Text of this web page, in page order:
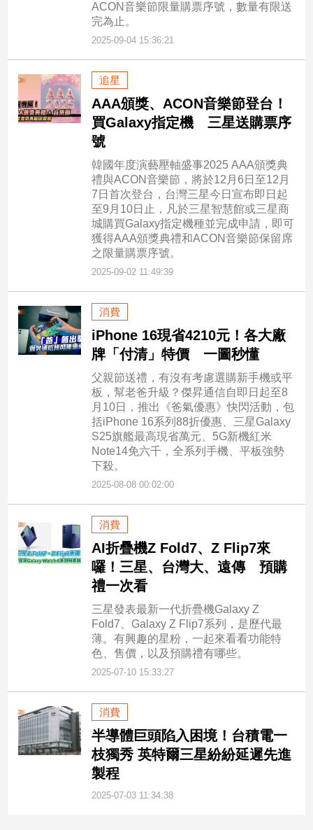
ACON音樂節限量購票序號，數量有限送
完為止。
2025-09-04 15:36:21
追星
AAA頒獎、ACON音樂節登台！
買Galaxy指定機 三星送購票序
號
韓國年度演藝壓軸盛事2025 AAA頒獎典
禮與ACON音樂節，將於12月6日至12月
7日首次登台，台灣三星今日宣布即日起
至9月10日止，凡於三星智慧館或三星商
城購買Galaxy指定機種並完成申請，即可
獲得AAA頒獎典禮和ACON音樂節保留席
之限量購票序號。
2025-09-02 11:49:39
消費
iPhone 16現省4210元！各大廠
牌「付清」特價 一圖秒懂
父親節送禮，有沒有考慮選購新手機或平
板，幫老爸升級？傑昇通信自即日起至8
月10日，推出《爸氣優惠》快閃活動，包
括iPhone 16系列88折優惠、三星Galaxy
S25旗艦最高現省萬元、5G新機紅米
Note14免六千，全系列手機、平板強勢
下殺。
2025-08-08 00:02:00
消費
AI折疊機Z Fold7、Z Flip7來
囉！三星、台灣大、遠傳 預購
禮一次看
三星發表最新一代折疊機Galaxy Z
Fold7、Galaxy Z Flip7系列，是歷代最
薄。有興趣的星粉，一起來看看功能特
色、售價，以及預購禮有哪些。
2025-07-10 15:33:27
消費
半導體巨頭陷入困境！台積電一
枝獨秀 英特爾三星紛紛延遲先進
製程
2025-07-03 11:34:38